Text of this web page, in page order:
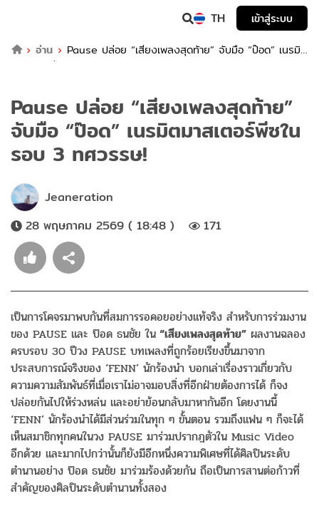
TH
เข้าสู่ระบบ
อ่าน
Pause ปล่อย “เสียงเพลงสุดท้าย” จับมือ “ป๊อด” เนรมิต
มาสเตอร์พีซในรอบ 3 ทศวรรษ!
Pause ปล่อย “เสียงเพลงสุดท้าย”
จับมือ “ป๊อด” เนรมิตมาสเตอร์พีซใน
รอบ 3 ทศวรรษ!
Jeaneration
28 พฤษภาคม 2569 ( 18:48 )
171
เป็นการโคจรมาพบกันที่สมการรอคอยอย่างแท้จริง สำหรับการร่วมงาน
ของ PAUSE และ ป๊อด ธนชัย ใน “เสียงเพลงสุดท้าย” ผลงานฉลอง
ครบรอบ 30 ปีวง PAUSE บทเพลงที่ถูกร้อยเรียงขึ้นมาจาก
ประสบการณ์จริงของ ‘FENN’ นักร้องนำ บอกเล่าเรื่องราวเกี่ยวกับ
ความความสัมพันธ์ที่เมื่อเราไม่อาจมอบสิ่งที่อีกฝ่ายต้องการได้ ก็จง
ปล่อยกันไปให้ร่วงหล่น และอย่าย้อนกลับมาหากันอีก โดยงานนี้
‘FENN’ นักร้องนำได้มีส่วนร่วมในทุก ๆ ขั้นตอน รวมถึงแฟน ๆ ก็จะได้
เห็นสมาชิกทุกคนในวง PAUSE มาร่วมปรากฎตัวใน Music Video
อีกด้วย และมากไปกว่านั้นก็ยังมีอีกหนึ่งความพิเศษที่ได้ศิลปินระดับ
ตำนานอย่าง ป๊อด ธนชัย มาร่วมร้องด้วยกัน ถือเป็นการสานต่อก้าวที่
สำคัญของศิลปินระดับตำนานทั้งสอง